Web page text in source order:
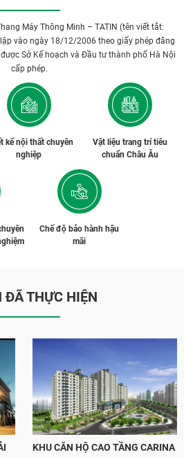
Máy Thông Minh – TATIN (tên viết tắt:
lập vào ngày 18/12/2006 theo giấy phép đăng
Sở Kế hoạch và Đầu tư thành phố Hà Nội
cấp phép.
kế nội thất chuyên
nghiệp
Vật liệu trang trí tiêu
chuẩn Châu Âu
Chế độ bảo hành hậu
mãi
ĐÃ THỰC HIỆN
KHU CĂN HỘ CAO TẦNG CARINA